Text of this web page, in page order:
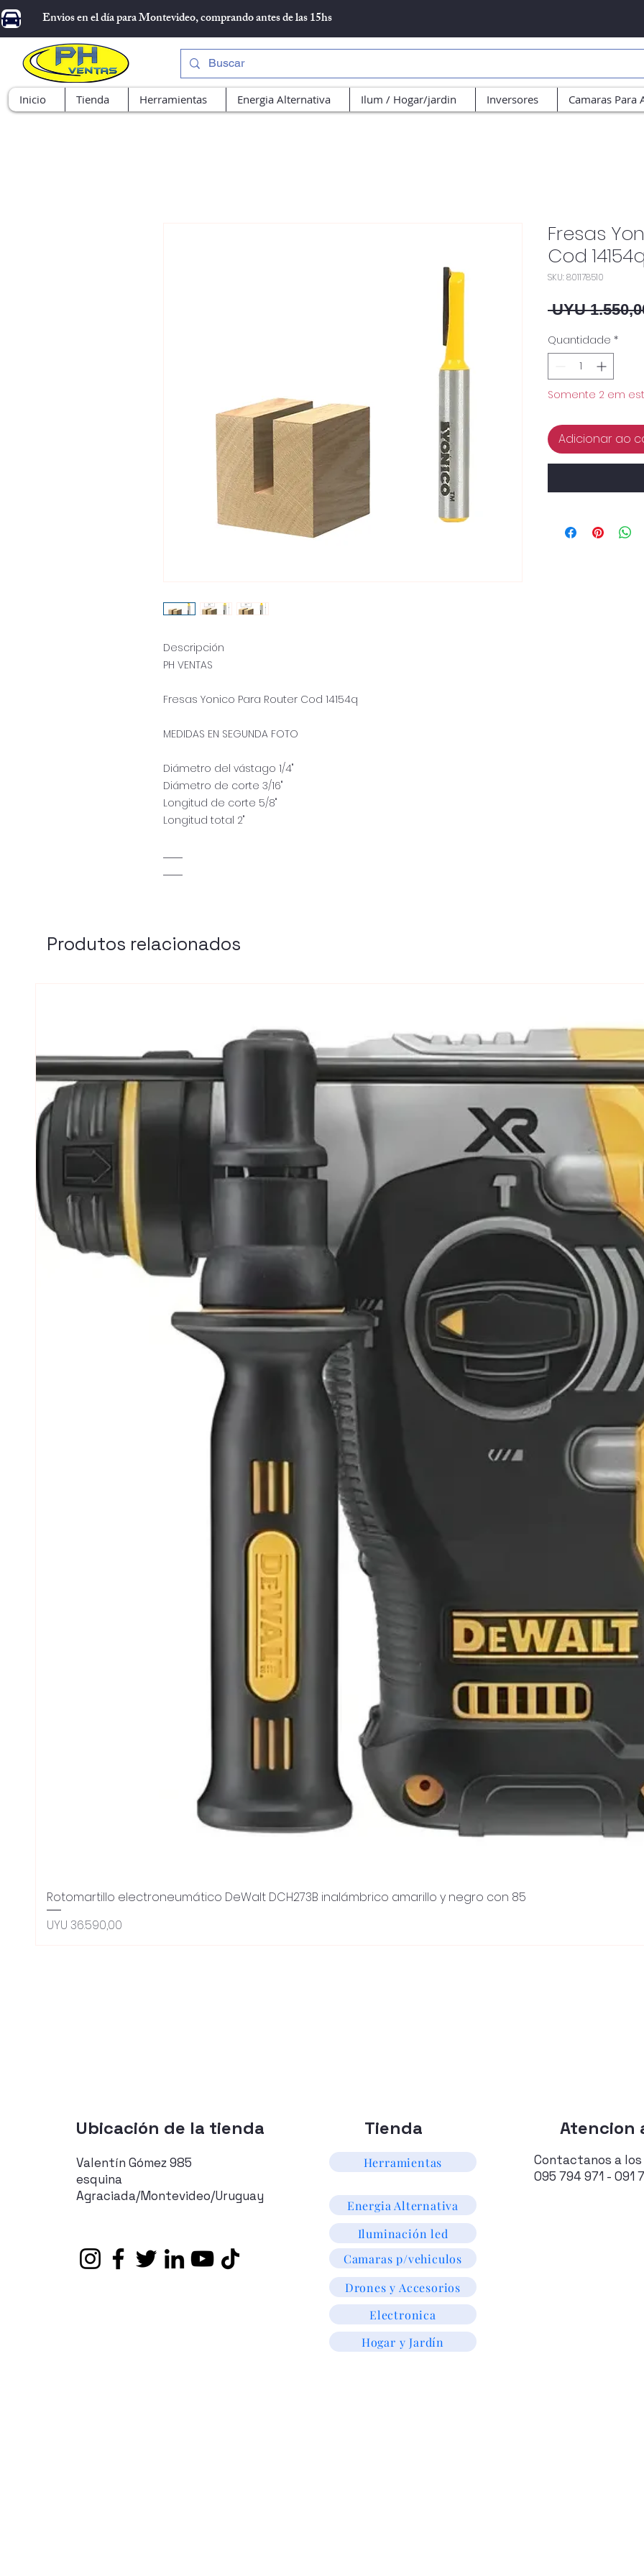
Envios en el día para Montevideo, comprando antes de las 15hs
Inicio Tienda Herramientas Energia Alternativa Ilum / Hogar/jardin Inversores Camaras Para
Descripción
PH VENTAS
Fresas Yonico Para Router Cod 14154q
MEDIDAS EN SEGUNDA FOTO
Diámetro del vástago 1/4"
Diámetro de corte 3/16"
Longitud de corte 5/8"
Longitud total 2"
...........................
...........................
Fresas
Cod 14154q
SKU: 801178510
UYU
Quantidade *
Somente 2 em
Adicionar ao
Produtos relacionados
Visualização rápida
Rotomartillo electroneumático DeWalt DCH273B inalámbrico amarillo y negro con 85
Preço
UYU 36.590,00
Ubicación de la tienda
Valentín Gómez 985
esquina
Agraciada/Montevideo/Uruguay
Tienda
Herramientas
Energia Alternativa
Atencion
Contactanos a los
095 794 971 - 091
Iluminación led
Camaras p/vehiculos
Drones y Accesorios
Electronica
Hogar y Jardín